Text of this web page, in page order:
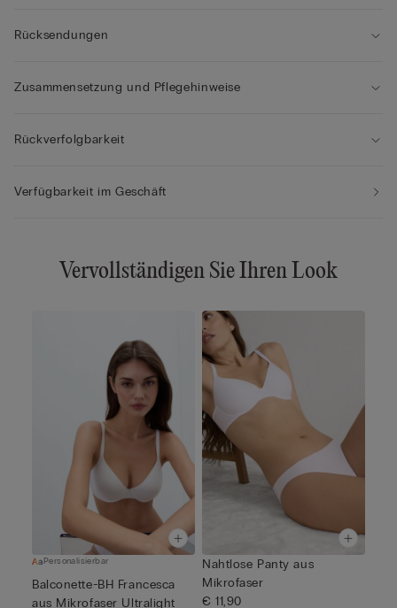
Rücksendungen
Zusammensetzung und Pflegehinweise
Rückverfolgbarkeit
Verfügbarkeit im Geschäft
Vervollständigen Sie Ihren Look
Personalisierbar
Balconette-BH Francesca
aus Mikrofaser Ultralight
Nahtlose Panty aus
Mikrofaser
€ 11,90